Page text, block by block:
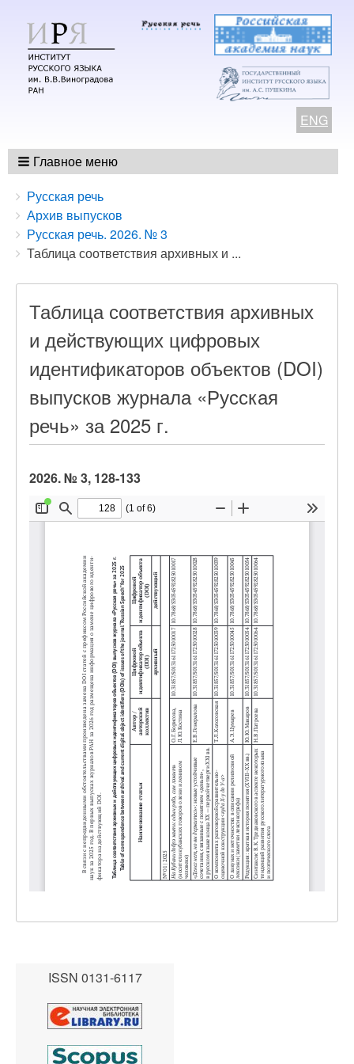
ENG
Главное меню
Breadcrumbs
You
are
here:
Русская речь
Архив выпусков
Русская речь. 2026. № 3
Таблица соответствия архивных и ...
Таблица соответствия архивных
и действующих цифровых
идентификаторов объектов (DOI)
выпусков журнала «Русская
речь» за 2025 г.
2026. № 3, 128-133
ISSN 0131-6117